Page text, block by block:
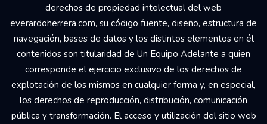
derechos de propiedad intelectual del web
everardoherrera.com, su código fuente, diseño, estructura de
navegación, bases de datos y los distintos elementos en él
contenidos son titularidad de Un Equipo Adelante a quien
corresponde el ejercicio exclusivo de los derechos de
explotación de los mismos en cualquier forma y, en especial,
los derechos de reproducción, distribución, comunicación
pública y transformación. El acceso y utilización del sitio web